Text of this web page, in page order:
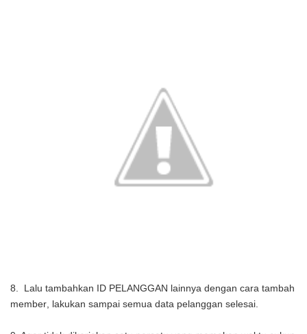
8. Lalu tambahkan ID PELANGGAN lainnya dengan cara tambah
member , lakukan sampai semua data pelanggan selesai.